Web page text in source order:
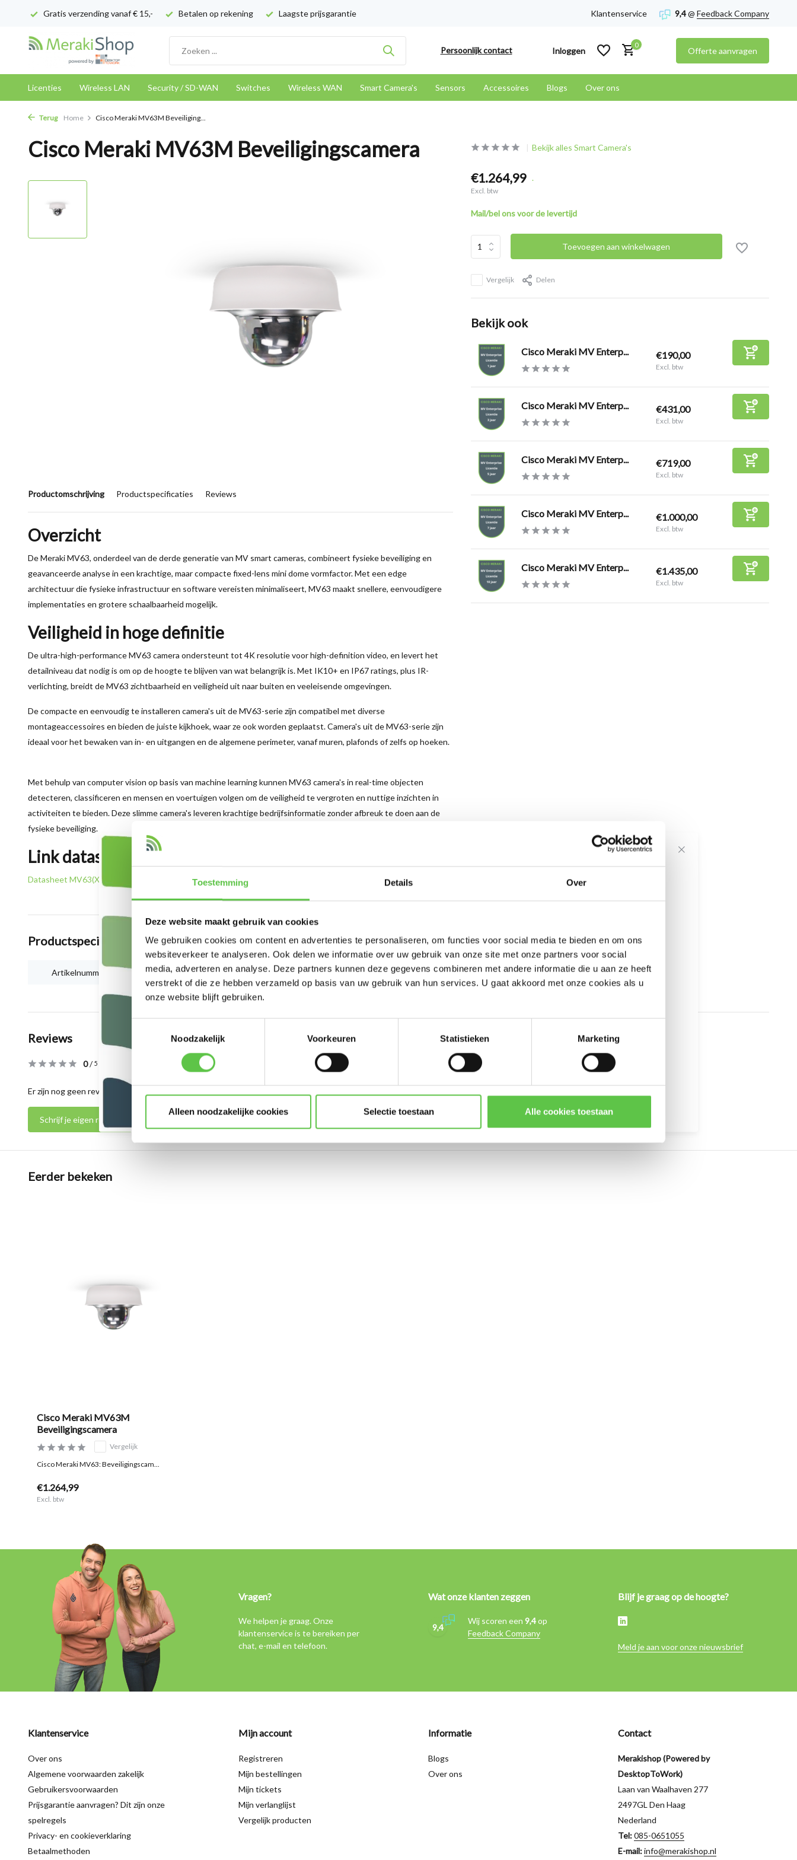
Toestemming Details Over
Deze website maakt gebruik van cookies
We gebruiken cookies om content en advertenties te personaliseren, om functies voor social media te bieden en om ons
websiteverkeer te analyseren. Ook delen we informatie over uw gebruik van onze site met onze partners voor social
media, adverteren en analyse. Deze partners kunnen deze gegevens combineren met andere informatie die u aan ze heeft
verstrekt of die ze hebben verzameld op basis van uw gebruik van hun services. U gaat akkoord met onze cookies als u
onze website blijft gebruiken.
Noodzakelijk
Voorkeuren Statistieken Marketing
Alleen noodzakelijke cookies Selectie toestaan Alle cookies toestaan
Gratis verzending vanaf € 15,- Betalen op rekening Laagste prijsgarantie Klantenservice 9,4@ Feedback Company
Persoonlijk contact Inloggen
0
Offerte aanvragen
Licenties Wireless LAN Security / SD-WAN Switches Wireless WAN Smart Camera's Sensors Accessoires Blogs Over ons
Terug Home Cisco Meraki MV63M Beveiliging...
Cisco Meraki MV63M Beveiligingscamera
Productomschrijving Productspecificaties Reviews
Overzicht
De Meraki MV63, onderdeel van de derde generatie van MV smart cameras, combineert fysieke beveiliging en
geavanceerde analyse in een krachtige, maar compacte fixed-lens mini dome vormfactor. Met een edge
architectuur die fysieke infrastructuur en software vereisten minimaliseert, MV63 maakt snellere, eenvoudigere
implementaties en grotere schaalbaarheid mogelijk.
Veiligheid in hoge definitie
De ultra-high-performance MV63 camera ondersteunt tot 4K resolutie voor high-definition video, en levert het
detailniveau dat nodig is om op de hoogte te blijven van wat belangrijk is. Met IK10+ en IP67 ratings, plus IR-
verlichting, breidt de MV63 zichtbaarheid en veiligheid uit naar buiten en veeleisende omgevingen.
De compacte en eenvoudig te installeren camera's uit de MV63-serie zijn compatibel met diverse
montageaccessoires en bieden de juiste kijkhoek, waar ze ook worden geplaatst. Camera's uit de MV63-serie zijn
ideaal voor het bewaken van in- en uitgangen en de algemene perimeter, vanaf muren, plafonds of zelfs op hoeken.
Met behulp van computer vision op basis van machine learning kunnen MV63 camera's in real-time objecten
detecteren, classificeren en mensen en voertuigen volgen om de veiligheid te vergroten en nuttige inzichten in
activiteiten te bieden. Deze slimme camera's leveren krachtige bedrijfsinformatie zonder afbreuk te doen aan de
fysieke beveiliging.
Link datasheet
Datasheet MV63(X)
Productspecificaties
Artikelnummer MV63M-HW
Bekijk alles Smart Camera's
€1.264,99 .
Excl. btw
Mail/bel ons voor de levertijd
Toevoegen aan winkelwagen
Vergelijk Delen
Bekijk ook
Cisco Meraki MV Enterp... €190,00
Excl. btw
Cisco Meraki MV Enterp... €431,00
Excl. btw
Cisco Meraki MV Enterp... €719,00
Excl. btw
Cisco Meraki MV Enterp... €1.000,00
Excl. btw
Cisco Meraki MV Enterp... €1.435,00
Excl. btw
Reviews
0/5
Er zijn nog geen reviews geschreven over dit product..
Schrijf je eigen review
Eerder bekeken
Cisco Meraki MV63M
Beveiligingscamera
Vergelijk
Cisco Meraki MV63: Beveiligingscam...
€1.264,99
Excl. btw
Vragen?
We helpen je graag. Onze
klantenservice is te bereiken per
chat, e-mail en telefoon.
Wat onze klanten zeggen
9,4
Wij scoren een 9,4op
Feedback Company
Blijf je graag op de hoogte?
Meld je aan voor onze nieuwsbrief
Klantenservice
Over ons
Algemene voorwaarden zakelijk
Gebruikersvoorwaarden
Prijsgarantie aanvragen? Dit zijn onze
spelregels
Privacy- en cookieverklaring
Betaalmethoden
Mijn account
Registreren
Mijn bestellingen
Mijn tickets
Mijn verlanglijst
Vergelijk producten
Informatie
Blogs
Over ons
Contact
Merakishop (Powered by
DesktopToWork)
Laan van Waalhaven 277
2497GL Den Haag
Nederland
Tel:085-0651055
E-mail:info@merakishop.nl
Schrijf je in voor onze
Updates, acties & productinformatie
E-mailadres*
* Lees hier de wettelijke beperkingen